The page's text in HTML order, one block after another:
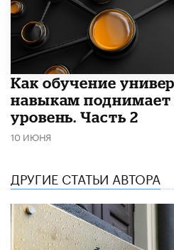
​Как обучение
навыкам
уровень. Часть 2
10 ИЮНЯ
ДРУГИЕ СТАТЬИ АВТОРА